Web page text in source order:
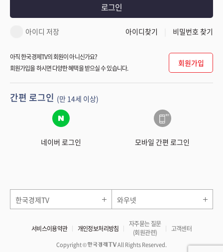
로그인
아이디 저장 아이디찾기 비밀번호 찾기
아직 한국경제TV의 회원이 아니신가요?
회원가입을 하시면 다양한 혜택을 받으실 수 있습니다.
회원가입
간편 로그인 (만 14세 이상)
네이버 로그인 모바일 간편 로그인
한국경제TV 와우넷
서비스이용약관 개인정보처리방침
자주묻는 질문
(회원관련)
고객센터
Copyright © All Rights Reserved.